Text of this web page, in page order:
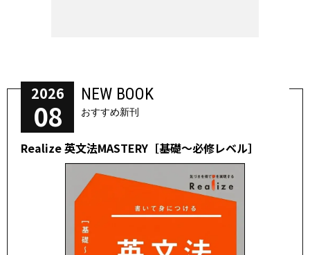
2026
08
NEW BOOK
おすすめ新刊
Realize 英文法MASTERY［基礎～必修レベル］